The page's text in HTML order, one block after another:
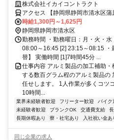
業は部品をセットして検査するだけ♪
株式会社イカイコントラクト
アクセス 【静岡県静岡市清水区蒲
市立蒲原中学校から徒歩約5分
時給1,300円～1,625円
静岡県静岡市清水区
勤務時間 ・勤務曜日：月・火・
08:00～16:45 [2] 23:15～08:15
替】 実働時間 [1]7時間45分 ...
仕事内容 アルミ製品の加工補助
する数百グラム程のアルミ製品の
任せします。 1人作業が多くコツ
10時間...
業界未経験者歓迎 フリーター歓迎 バイク
未経験者歓迎
ブランクOK 交通費支給
長期休暇あり
寮・社宅あり 入社祝い金あ
同じ企業の求人